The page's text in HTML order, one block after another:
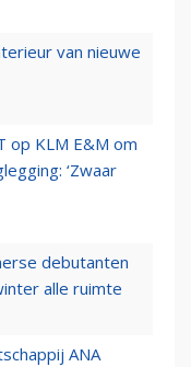
van nieuwe
op KLM E&M om
‘Zwaar
debutanten
alle ruimte
ANA